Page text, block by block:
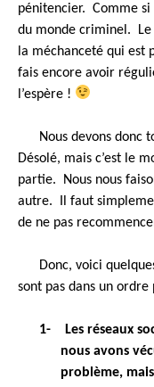
pénitencier. Comme
du monde criminel. Le
la méchanceté qui est
fais encore avoir
l’espère !
Nous devons donc
Désolé, mais c’est le
partie. Nous nous
autre. Il faut
de ne pas
Donc, voici
sont pas dans un
1- Les réseaux
nous avons
problème,